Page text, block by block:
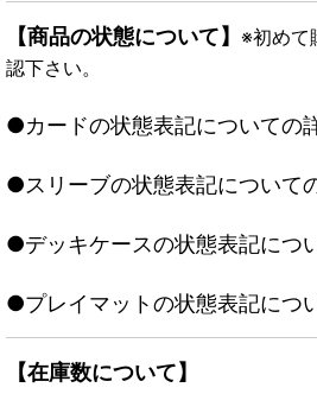
【商品の状態について】 ※初めて
認下さい。
●カードの状態表記についての
●スリーブの状態表記について
●デッキケースの状態表記につ
●プレイマットの状態表記につ
【在庫数について】